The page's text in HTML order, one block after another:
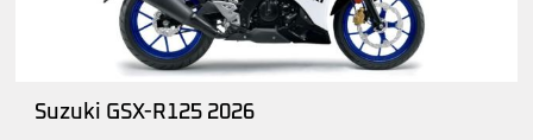
Suzuki GSX-R125 2026